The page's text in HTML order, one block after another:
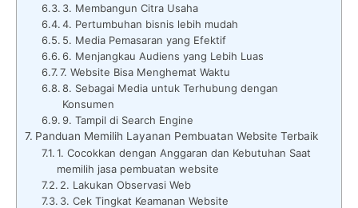
3. Membangun Citra Usaha
4. Pertumbuhan bisnis lebih mudah
5. Media Pemasaran yang Efektif
6. Menjangkau Audiens yang Lebih Luas
7. Website Bisa Menghemat Waktu
8. Sebagai Media untuk Terhubung dengan
Konsumen
9. Tampil di Search Engine
Panduan Memilih Layanan Pembuatan Website Terbaik
1. Cocokkan dengan Anggaran dan Kebutuhan Saat
memilih jasa pembuatan website
2. Lakukan Observasi Web
3. Cek Tingkat Keamanan Website